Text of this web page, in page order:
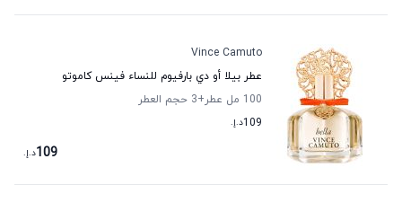
Vince Camuto
عطر بيلا أو دي بارفيوم للنساء فينس كاموتو
100 مل عطر
+3
حجم العطر
109د.إ.
109د.إ.